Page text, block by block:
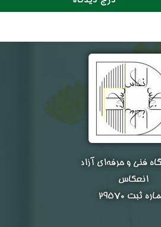
فنی و حرفه‌ای آزاد
انعکاس
ثبت ۲۹۵۷۰